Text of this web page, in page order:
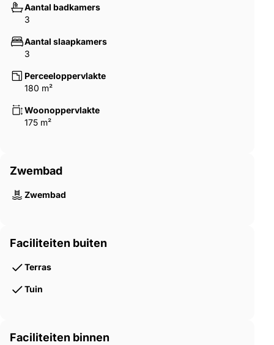
Aantal badkamers
3
Aantal slaapkamers
3
Perceeloppervlakte
180 m²
Woonoppervlakte
175 m²
Zwembad
Zwembad
Faciliteiten buiten
Terras
Tuin
Faciliteiten binnen